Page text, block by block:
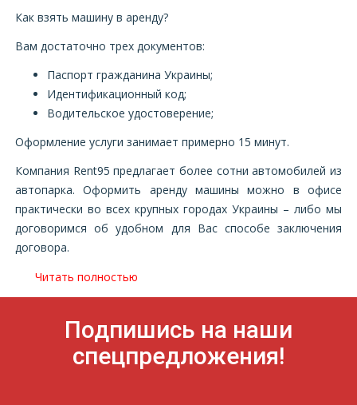
Как взять машину в аренду?
Вам достаточно трех документов:
Паспорт гражданина Украины;
Идентификационный код;
Водительское удостоверение;
Оформление услуги занимает примерно 15 минут.
Компания Rent95 предлагает более сотни автомобилей из
автопарка. Оформить аренду машины можно в офисе
практически во всех крупных городах Украины – либо мы
договоримся об удобном для Вас способе заключения
договора.
Читать полностью
Подпишись на наши
спецпредложения!